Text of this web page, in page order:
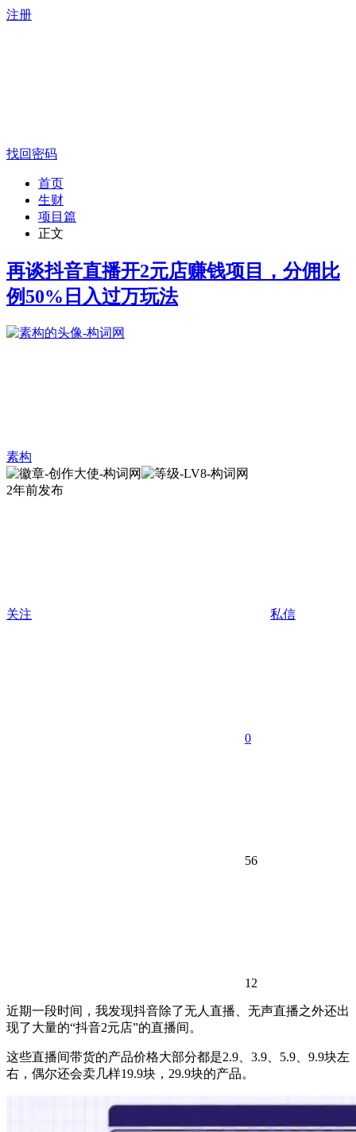
注册
找回密码
首页
生财
项目篇
正文
再谈抖音直播开2元店赚钱项目，分佣比
例50%日入过万玩法
素构
2年前发布
关注 私信
0
56
12
近期一段时间，我发现抖音除了无人直播、无声直播之外还出
现了大量的“抖音2元店”的直播间。
这些直播间带货的产品价格大部分都是2.9、3.9、5.9、9.9块左
右，偶尔还会卖几样19.9块，29.9块的产品。